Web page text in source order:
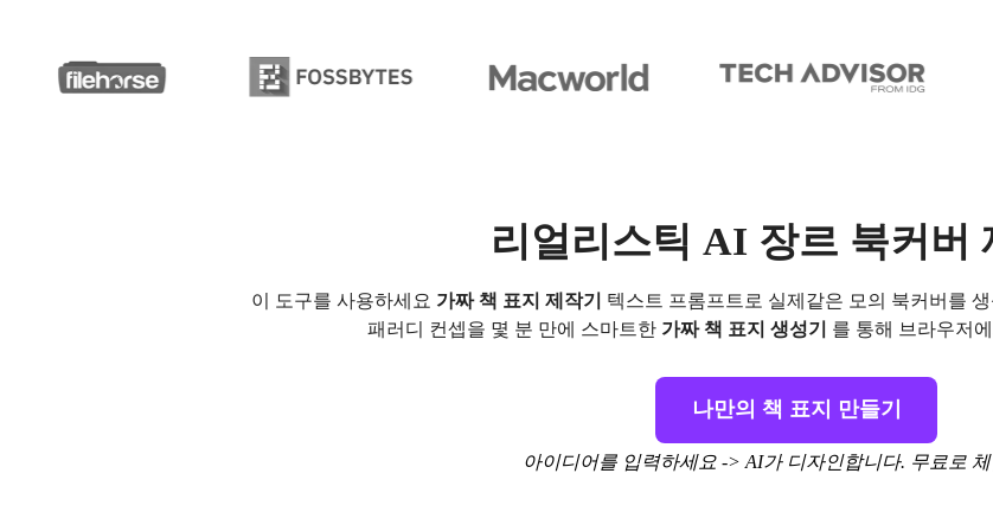
리얼리스틱 AI 장르 북커버
이 도구를 사용하세요 가짜 책 표지 제작기
텍스트 프롬프트로 실제같은 모의 북커버를
패러디 컨셉을 몇 분 만에 스마트한 가짜 책 표지 생성기 를 통해 브라우저
나만의 책 표지 만들기
아이디어를 입력하세요 -> AI가 디자인합니다. 무료로